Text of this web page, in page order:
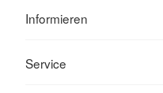
Informieren
Service